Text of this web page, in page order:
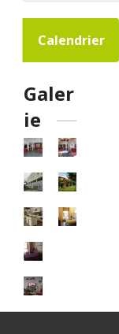
Calendrier
Galer
ie